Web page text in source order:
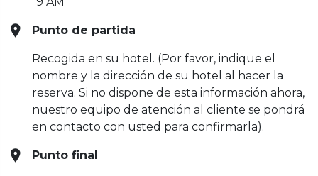
Punto de partida
Recogida en su hotel. (Por favor, indique el
nombre y la dirección de su hotel al hacer la
reserva. Si no dispone de esta información ahora,
nuestro equipo de atención al cliente se pondrá
en contacto con usted para confirmarla).
Punto final